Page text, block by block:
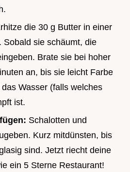
die 30 g Butter in einer
Sobald sie schäumt, die
Brate sie bei hoher
an, bis sie leicht Farbe
Wasser (falls welches
ist.
Schalotten und
Kurz mitdünsten, bis
sind. Jetzt riecht deine
ein 5 Sterne Restaurant!